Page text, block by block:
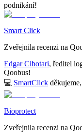
podnikání!
Smart Click
Zveřejnila recenzi na
Edgar Cibotari, ředitel
Qoobus!
💻 SmartClick
Bioprotect
Zveřejnila recenzi na